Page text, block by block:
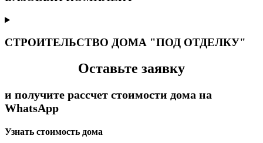
СТРОИТЕЛЬСТВО ДОМА "ПОД ОТДЕЛКУ"
Оставьте заявку
и получите рассчет стоимости дома на
WhatsApp
Узнать стоимость дома